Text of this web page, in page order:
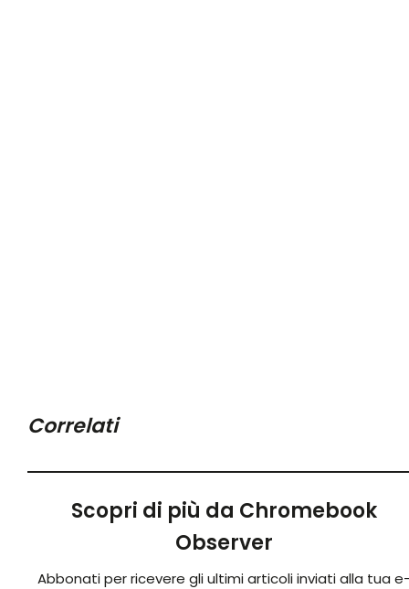
Correlati
Scopri di più da Chromebook
Observer
Abbonati per ricevere gli ultimi articoli inviati alla tua